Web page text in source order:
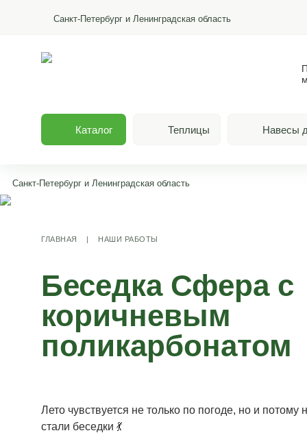
Санкт-Петербург и Ленинградская область
Каталог Теплицы Навесы
Санкт-Петербург и Ленинградская область
ГЛАВНАЯ | НАШИ РАБОТЫ
Беседка Сфера с
коричневым
поликарбонатом
Лето чувствуется не только по погоде, но и потому
стали беседки 💃